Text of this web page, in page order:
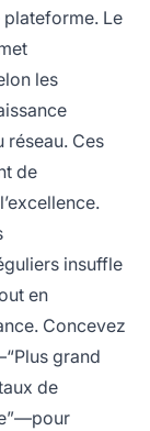
Le
les
réseau. Ces
de
insuffle
en
Concevez
grand
de